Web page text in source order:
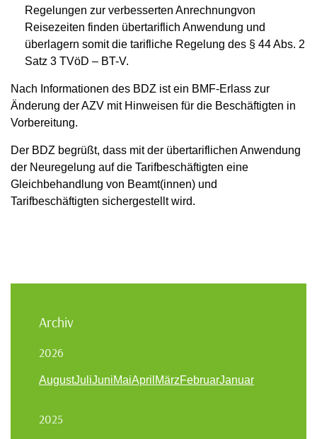
Regelungen zur verbesserten Anrechnungvon
Reisezeiten finden übertariflich Anwendung und
überlagern somit die tarifliche Regelung des § 44 Abs. 2
Satz 3 TVöD – BT-V.
Nach Informationen des BDZ ist ein BMF-Erlass zur
Änderung der AZV mit Hinweisen für die Beschäftigten in
Vorbereitung.
Der BDZ begrüßt, dass mit der übertariflichen Anwendung
der Neuregelung auf die Tarifbeschäftigten eine
Gleichbehandlung von Beamt(innen) und
Tarifbeschäftigten sichergestellt wird.
Archiv
2026
AugustJuliJuniMaiApril MärzFebruarJanuar
2025